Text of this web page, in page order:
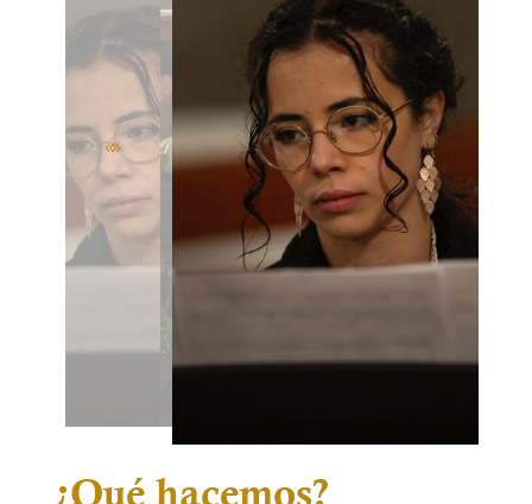
¿Qué hacemos?